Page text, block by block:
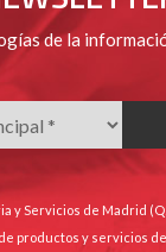
de la
y Servicios de Madrid
productos y servicios